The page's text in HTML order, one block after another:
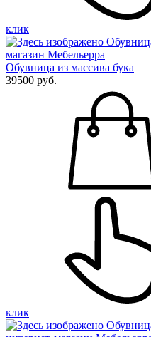
клик
Обувница из массива бука
39500 руб.
клик